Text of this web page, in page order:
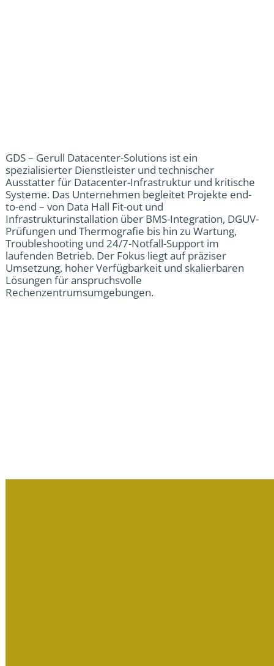
GDS – Gerull Datacenter-Solutions ist ein
spezialisierter Dienstleister und technischer
Ausstatter für Datacenter-Infrastruktur und kritische
Systeme. Das Unternehmen begleitet Projekte end-
to-end – von Data Hall Fit-out und
Infrastrukturinstallation über BMS-Integration, DGUV-
Prüfungen und Thermografie bis hin zu Wartung,
Troubleshooting und 24/7-Notfall-Support im
laufenden Betrieb. Der Fokus liegt auf präziser
Umsetzung, hoher Verfügbarkeit und skalierbaren
Lösungen für anspruchsvolle
Rechenzentrumsumgebungen.